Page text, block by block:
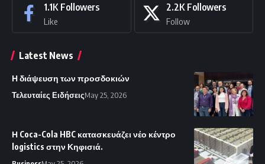
1.1K Followers
Like
2.2K Followers
Follow
Latest News
Η διάψευση των προσδοκιών
Τελευταίες ΕιδήσειςMay 25, 2026
Η Coca-Cola HBC κατασκευάζει νέο κέντρο
logistics στην Κηφισιά.